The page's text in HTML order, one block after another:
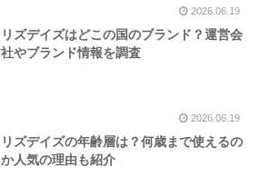
2026.06.19
リズデイズはどこの国のブランド？運営会
社やブランド情報を調査
2026.06.19
リズデイズの年齢層は？何歳まで使えるの
か人気の理由も紹介